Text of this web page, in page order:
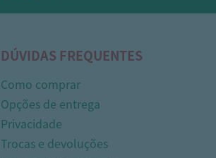
DÚVIDAS FREQUENTES
Como comprar
Opções de entrega
Privacidade
Trocas e devoluções